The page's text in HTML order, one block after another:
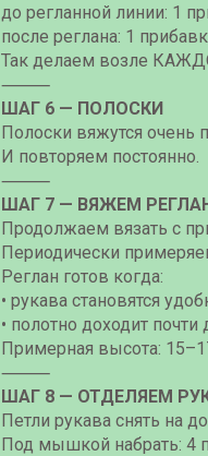
до регланной линии: 1
после реглана: 1
Так делаем возле
⸻
ШАГ 6 — ПОЛОСКИ
Полоски вяжутся очень
И повторяем постоянно.
⸻
ШАГ 7 — ВЯЖЕМ
Продолжаем вязать с
Периодически
Реглан готов когда:
• рукава становятся
• полотно доходит
Примерная высота:
⸻
ШАГ 8 — ОТДЕЛЯЕМ
Петли рукава снять на
Под мышкой набрать: 4